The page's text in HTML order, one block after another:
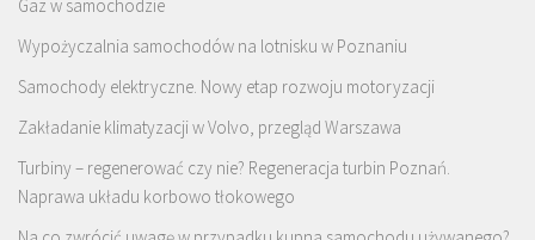
Gaz w samochodzie
Wypożyczalnia samochodów na lotnisku w Poznaniu
Samochody elektryczne. Nowy etap rozwoju motoryzacji
Zakładanie klimatyzacji w Volvo, przegląd Warszawa
Turbiny – regenerować czy nie? Regeneracja turbin Poznań.
Naprawa układu korbowo tłokowego